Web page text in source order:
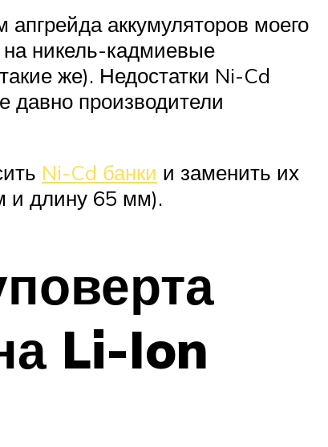
апгрейда аккумуляторов моего
никель-кадмиевые
же). Недостатки Ni-Cd
давно производители
Ni-Cd банки и заменить их
и длину 65 мм).
Li-Ion